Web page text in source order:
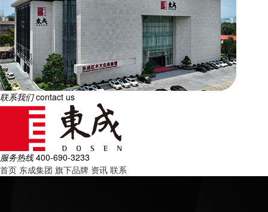
联系我们 contact us
服务热线 400-690-3233
首页 东成集团 旗下品牌 资讯 联系